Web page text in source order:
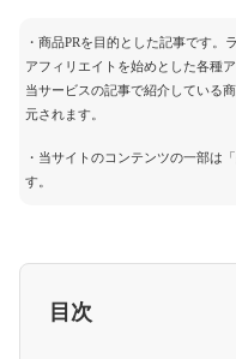
・商品PRを目的とした記事です。
アフィリエイトを始めとした各種
当サービスの記事で紹介している
元されます。
・当サイトのコンテンツの一部は
す。
目次